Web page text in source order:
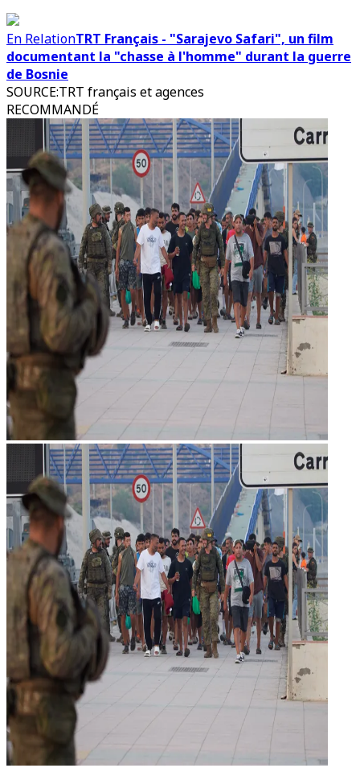
En RelationTRT Français - "Sarajevo Safari", un film
documentant la "chasse à l'homme" durant la guerre
de Bosnie
SOURCE:TRT français et agences
RECOMMANDÉ